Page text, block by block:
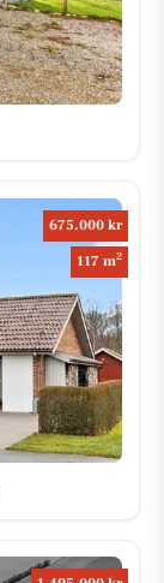
675.000 kr
117 m2